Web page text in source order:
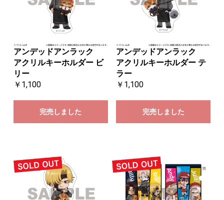
アンデッドアンラック
アクリルキーホルダー ビ
リー
￥1,100
完売しました
アンデッドアンラック
アクリルキーホルダー テ
ラー
￥1,100
完売しました